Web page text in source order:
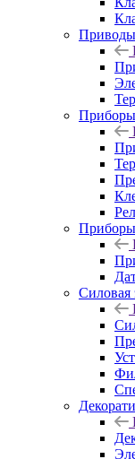
Приводы
Приборы
Силовая